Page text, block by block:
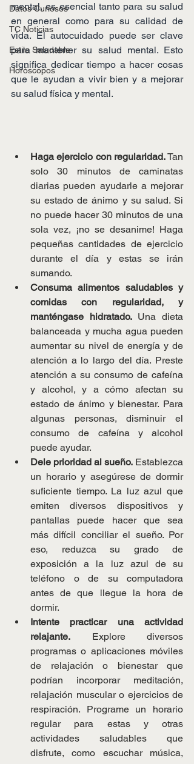
Datos Curiosos
TC Noticias
Estilo Saludable
Horóscopos
mental, es esencial tanto para su salud
en general como para su calidad de
vida. El autocuidado puede ser clave
para mantener su salud mental. Esto
significa dedicar tiempo a hacer cosas
que le ayudan a vivir bien y a mejorar
su salud física y mental.
Haga ejercicio con regularidad. Tan
solo 30 minutos de caminatas
diarias pueden ayudarle a mejorar
su estado de ánimo y su salud. Si
no puede hacer 30 minutos de una
sola vez, ¡no se desanime! Haga
pequeñas cantidades de ejercicio
durante el día y estas se irán
sumando.
Consuma alimentos saludables y
comidas con regularidad, y
manténgase hidratado. Una dieta
balanceada y mucha agua pueden
aumentar su nivel de energía y de
atención a lo largo del día. Preste
atención a su consumo de cafeína
y alcohol, y a cómo afectan su
estado de ánimo y bienestar. Para
algunas personas, disminuir el
consumo de cafeína y alcohol
puede ayudar.
Dele prioridad al sueño. Establezca
un horario y asegúrese de dormir
suficiente tiempo. La luz azul que
emiten diversos dispositivos y
pantallas puede hacer que sea
más difícil conciliar el sueño. Por
eso, reduzca su grado de
exposición a la luz azul de su
teléfono o de su computadora
antes de que llegue la hora de
dormir.
Intente practicar una actividad
relajante. Explore diversos
programas o aplicaciones móviles
de relajación o bienestar que
podrían incorporar meditación,
relajación muscular o ejercicios de
respiración. Programe un horario
regular para estas y otras
actividades saludables que
disfrute, como escuchar música,